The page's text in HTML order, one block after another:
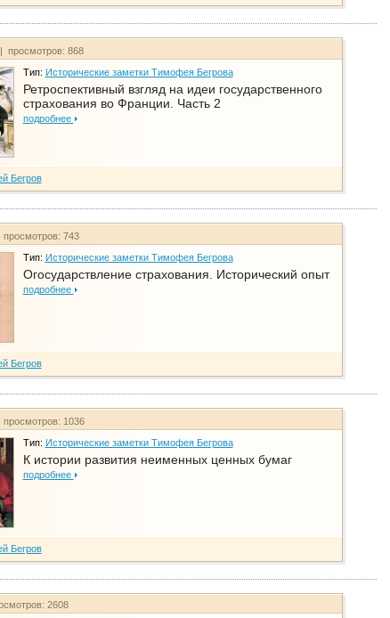
просмотров: 868
Тип: Исторические заметки Тимофея Бегрова
Ретроспективный взгляд на идеи государственного
страхования во Франции. Часть 2
подробнее
Бегров
743
Тип: Исторические заметки Тимофея Бегрова
Огосударствление страхования. Исторический опыт
подробнее
Бегров
1036
Тип: Исторические заметки Тимофея Бегрова
К истории развития неименных ценных бумаг
подробнее
Бегров
2608